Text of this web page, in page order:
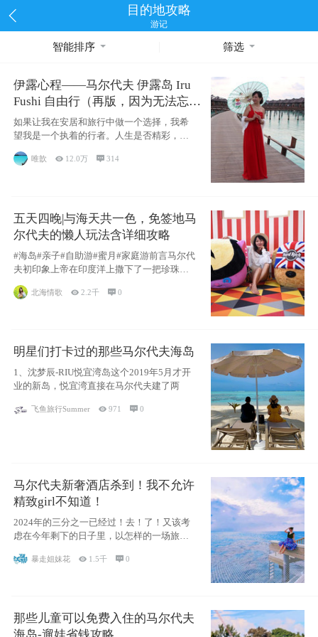
目的地攻略
游记
智能排序 筛选
伊露心程——马尔代夫 伊露岛 Iru
Fushi 自由行（再版，因为无法忘却
的留恋）
如果让我在安居和旅行中做一个选择，我希
望我是一个执着的行者。人生是否精彩，都
源于自己
唯歆  12.0万  314
五天四晚|与海天共一色，免签地马
尔代夫的懒人玩法含详细攻略
#海岛#亲子#自助游#蜜月#家庭游前言马尔代
夫初印象上帝在印度洋上撒下了一把珍珠，
北海情歌 2.2千 0
明星们打卡过的那些马尔代夫海岛
1、沈梦辰-RIU悦宜湾岛这个2019年5月才开
业的新岛，悦宜湾直接在马尔代夫建了两
飞鱼旅行Summer 971 0
马尔代夫新奢酒店杀到！我不允许
精致girl不知道！
2024年的三分之一已经过！去！了！又该考
虑在今年剩下的日子里，以怎样的一场旅行
暴走姐妹花  1.5千 0
那些儿童可以免费入住的马尔代夫